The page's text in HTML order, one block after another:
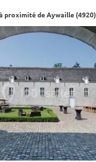
proximité de Aywaille (4920)